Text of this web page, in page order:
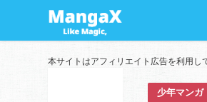
本サイトはアフィリエイト広告を利用し
少年マンガ